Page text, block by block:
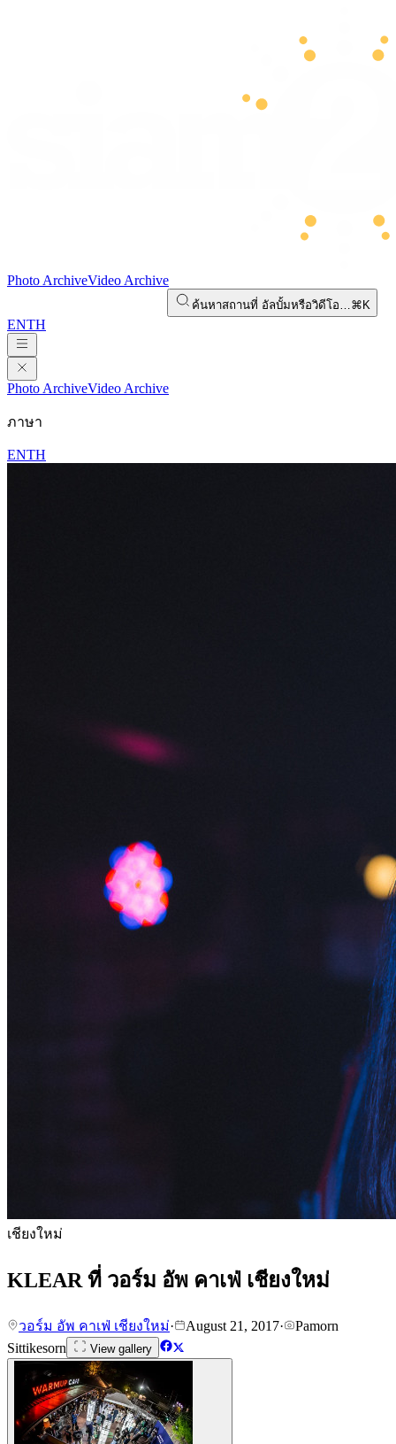
Photo ArchiveVideo Archive
ค้นหาสถานที่ อัลบั้มหรือวิดีโอ…⌘K
ENTH
Photo ArchiveVideo Archive
ภาษา
ENTH
เชียงใหม่
KLEAR ที่ วอร์ม อัพ คาเฟ่ เชียงใหม่
วอร์ม อัพ คาเฟ่ เชียงใหม่· August 21, 2017·
Pamorn
Sittikesorn
View gallery